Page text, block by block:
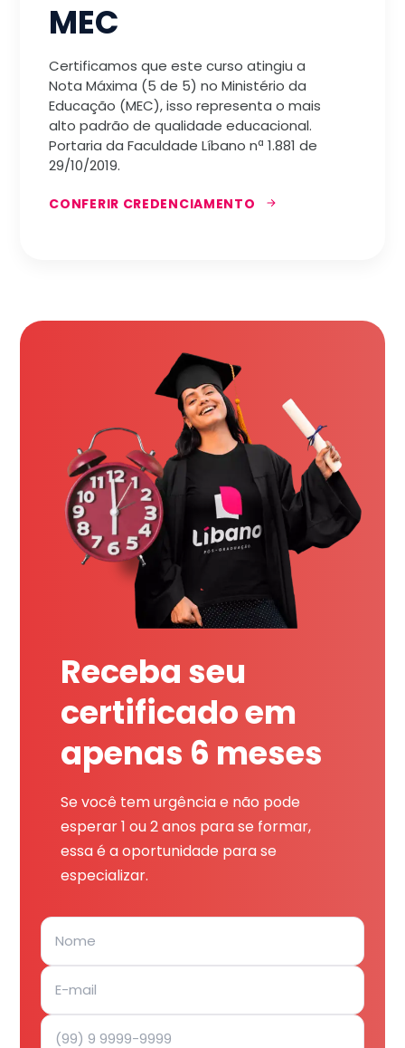
MEC
Certificamos que este curso atingiu a
Nota Máxima (5 de 5) no Ministério da
Educação (MEC), isso representa o mais
alto padrão de qualidade educacional.
Portaria da Faculdade Líbano nª 1.881 de
29/10/2019.
CONFERIR CREDENCIAMENTO
Receba seu
certificado em
apenas 6 meses
Se você tem urgência e não pode
esperar 1 ou 2 anos para se formar,
essa é a oportunidade para se
especializar.